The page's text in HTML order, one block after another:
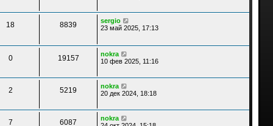
18 8839
sergio
23 май 2025, 17:13
0 19157
nokra
10 фев 2025, 11:16
2 5219
nokra
20 дек 2024, 18:18
7 6087
nokra